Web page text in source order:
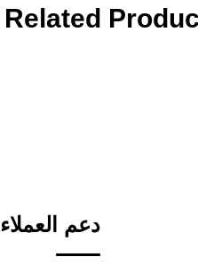
Related
دعم العملاء